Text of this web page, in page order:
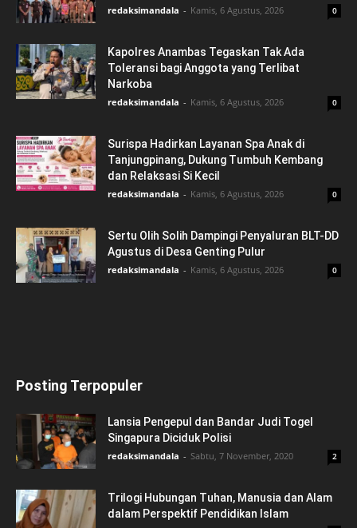
redaksimandala - Kamis, 6 Agustus, 2026 0
Kapolres Anambas Tegaskan Tak Ada
Toleransi bagi Anggota yang Terlibat
Narkoba
redaksimandala - Kamis, 6 Agustus, 2026 0
Surispa Hadirkan Layanan Spa Anak di
Tanjungpinang, Dukung Tumbuh Kembang
dan Relaksasi Si Kecil
redaksimandala - Kamis, 6 Agustus, 2026 0
Sertu Olih Solih Dampingi Penyaluran BLT-DD
Agustus di Desa Genting Pulur
redaksimandala - Kamis, 6 Agustus, 2026 0
Posting Terpopuler
Lansia Pengepul dan Bandar Judi Togel
Singapura Diciduk Polisi
redaksimandala - Sabtu, 7 November, 2020 2
Trilogi Hubungan Tuhan, Manusia dan Alam
dalam Perspektif Pendidikan Islam